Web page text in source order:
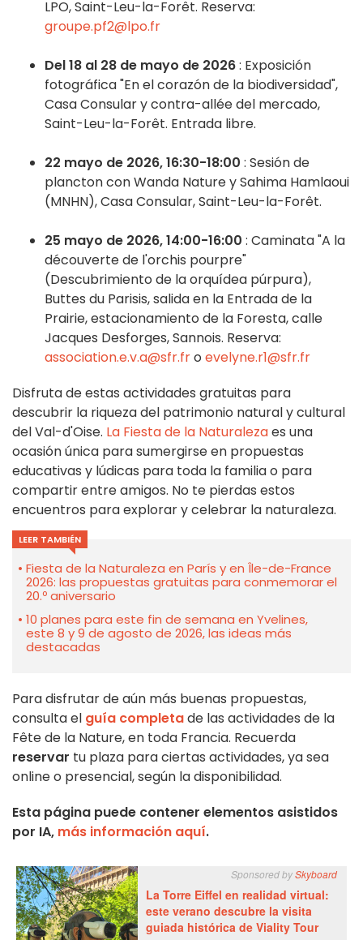
LPO, Saint-Leu-la-Forêt. Reserva:
groupe.pf2@lpo.fr
Del 18 al 28 de mayo de 2026: Exposición
fotográfica "En el corazón de la biodiversidad",
Casa Consular y contra-allée del mercado,
Saint-Leu-la-Forêt. Entrada libre.
22 mayo de 2026, 16:30-18:00 : Sesión de
plancton con Wanda Nature y Sahima Hamlaoui
(MNHN), Casa Consular, Saint-Leu-la-Forêt.
25 mayo de 2026, 14:00-16:00 : Caminata "A la
découverte de l'orchis pourpre"
(Descubrimiento de la orquídea púrpura),
Buttes du Parisis, salida en la Entrada de la
Prairie, estacionamiento de la Foresta, calle
Jacques Desforges, Sannois. Reserva:
association.e.v.a@sfr.fro evelyne.r1@sfr.fr
Disfruta de estas actividades gratuitas para
descubrir la riqueza del patrimonio natural y cultural
del Val-d'Oise. La Fiesta de la Naturalezaes una
ocasión única para sumergirse en propuestas
educativas y lúdicas para toda la familia o para
compartir entre amigos. No te pierdas estos
encuentros para explorar y celebrar la naturaleza.
LEER TAMBIÉN
Fiesta de la Naturaleza en París y en Île-de-France
2026: las propuestas gratuitas para conmemorar el
20.º aniversario
10 planes para este fin de semana en Yvelines,
este 8 y 9 de agosto de 2026, las ideas más
destacadas
Para disfrutar de aún más buenas propuestas,
consulta el guía completade las actividades de la
Fête de la Nature, en toda Francia. Recuerda
reservar tu plaza para ciertas actividades, ya sea
online o presencial, según la disponibilidad.
Esta página puede contener elementos asistidos
por IA, más información aquí.